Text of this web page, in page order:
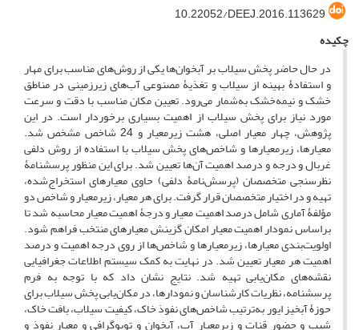
‎10.22052/DEEJ.2016.113629
چکیده
در حال حاضر پخش سیلاب بر آبخوان‌ها یکی از روش‌های مناسب برای مهار
و استفادۀ بهینه از سیلاب و تغذیۀ مصنوعی آب‌های زیرزمینی در مناطق
خشک و نیمه‌خشک به‌شمار می‌رود. تعیین مکان‌ مناسب با دقت و سرعت
مورد نیاز برای پخش سیلاب از اهمیت بسیاری برخوردار است. در این
پژوهش، چهار معیار اصلی، هشت زیرمعیار و 24 شاخص مشخص شد.
معیارها، زیرمعیارها و شاخص‌های پخش سیلاب با استفاده از روش دلفی
غربال و درجه و درصد اهمیت آن‌ها تعیین شد. برای این منظور پرسشنامۀ
نظرسنجی متخصصان (پرسش‌نامۀ دلفی) حاوی معیارهای استخراج‌شده،
تهیه و در اختیار متخصصان قرار گرفت. برای هر معیار، زیرمعیار و شاخص دو
مؤلفۀ آماری شامل درصد اهمیت معیار و درجۀ اهمیت معیار محاسبه شد تا
براساس نمودار اهمیت معیار امکان گزینش معیارهای منتخب فراهم شود.
اولویت‌بندی معیارها، زیرمعیارها و شاخص‌ها از روی درجه اهمیت و درصد
اهمیت هر معیار تعیین شد. در نهایت به کمک سیستم اطلاعات جغرافیایی
نقشه‌های مکان‌یابی تهیه شد. نتایج نشان داد که با توجه به فرم
پرسشنامه، نظریات کارشناسان و نمودارها، در مکان‌یابی پخش سیلاب برای
حوزۀ آبخیز ایور به‌ترتیب شاخص‌های نفوذ خاک، کیفیت سیلاب، بافت خاک،
شیب و حضور قنات و زیرمعیار آب، آبخوان و توپوگرافی و معیار نفوذ و